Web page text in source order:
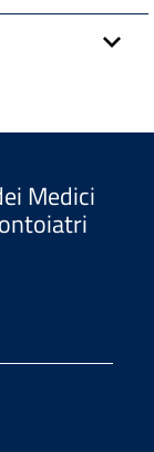
Medici